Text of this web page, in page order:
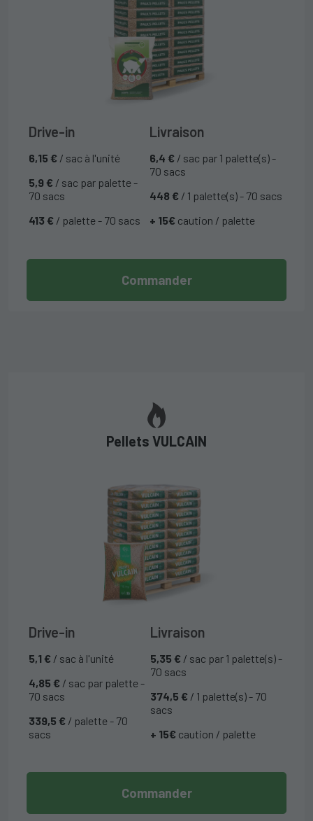
Drive-in
6,15 € / sac à l'unité
5,9 € / sac par palette -
70 sacs
413 € / palette - 70 sacs
Livraison
6,4 € / sac par 1 palette(s) -
70 sacs
448 € / 1 palette(s) - 70 sacs
+ 15€ caution / palette
Commander
Pellets VULCAIN
Drive-in
5,1 € / sac à l'unité
4,85 € / sac par palette -
70 sacs
339,5 € / palette - 70
sacs
Livraison
5,35 € / sac par 1 palette(s) -
70 sacs
374,5 € / 1 palette(s) - 70
sacs
+ 15€ caution / palette
Commander